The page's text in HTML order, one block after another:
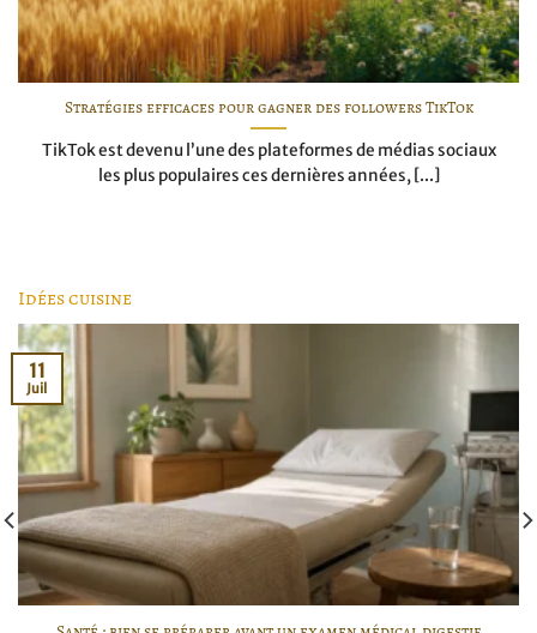
Stratégies efficaces pour gagner des followers TikTok
TikTok est devenu l’une des plateformes de médias sociaux
les plus populaires ces dernières années, [...]
Idées cuisine
11
Juil